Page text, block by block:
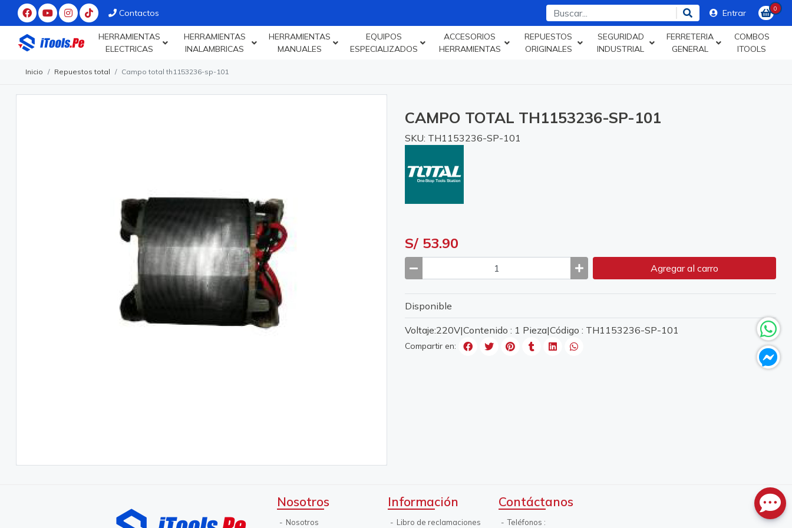
Contactos Entrar 0
HERRAMIENTAS
ELECTRICAS
HERRAMIENTAS
INALAMBRICAS
HERRAMIENTAS
MANUALES
EQUIPOS
ESPECIALIZADOS
ACCESORIOS
HERRAMIENTAS
REPUESTOS
ORIGINALES
SEGURIDAD
INDUSTRIAL
FERRETERIA
GENERAL
COMBOS
ITOOLS
Inicio Repuestos total Campo total th1153236-sp-101
CAMPO TOTAL TH1153236-SP-101
SKU: TH1153236-SP-101
S/ 53.90
Agregaral carro
Disponible
Voltaje:220V|Contenido : 1 Pieza|Código : TH1153236-SP-101
Compartir en:
Nosotros
Nosotros
Información
Libro de reclamaciones
Contáctanos
Teléfonos